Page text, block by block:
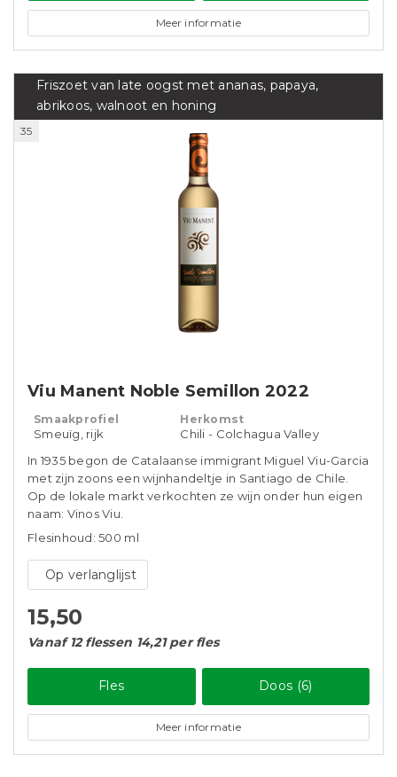
Meer informatie
Friszoet van late oogst met ananas, papaya,
abrikoos, walnoot en honing
35
Viu Manent Noble Semillon 2022
Smaakprofiel
Smeuïg, rijk
Herkomst
Chili - Colchagua Valley
In 1935 begon de Catalaanse immigrant Miguel Viu-Garcia
met zijn zoons een wijnhandeltje in Santiago de Chile.
Op de lokale markt verkochten ze wijn onder hun eigen
naam: Vinos Viu.
Flesinhoud: 500 ml
Op verlanglijst
15,50
Vanaf 12 flessen 14,21 per fles
Fles Doos (6)
Meer informatie